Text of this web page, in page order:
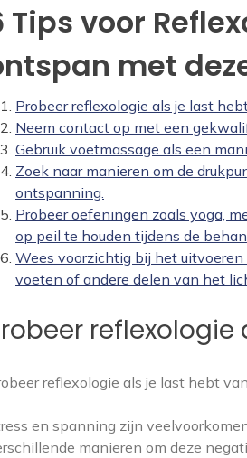
Tips voor
met
Probeer reflexologie als je last
Neem contact op met een
Gebruik voetmassage als een
Zoek naar manieren om de
ontspanning.
Probeer oefeningen zoals yoga,
op peil te houden tijdens de
Wees voorzichtig bij het
voeten of andere delen van het
reflexologie als je last hebt
en spanning zijn
manieren om deze